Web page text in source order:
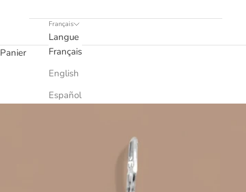
Français
Langue
Français
English
Español
Panier